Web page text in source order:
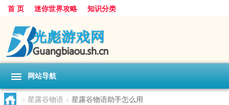
首 页 迷你世界攻略 知识分类
网站导航
> 星露谷物语 > 星露谷物语助手怎么用